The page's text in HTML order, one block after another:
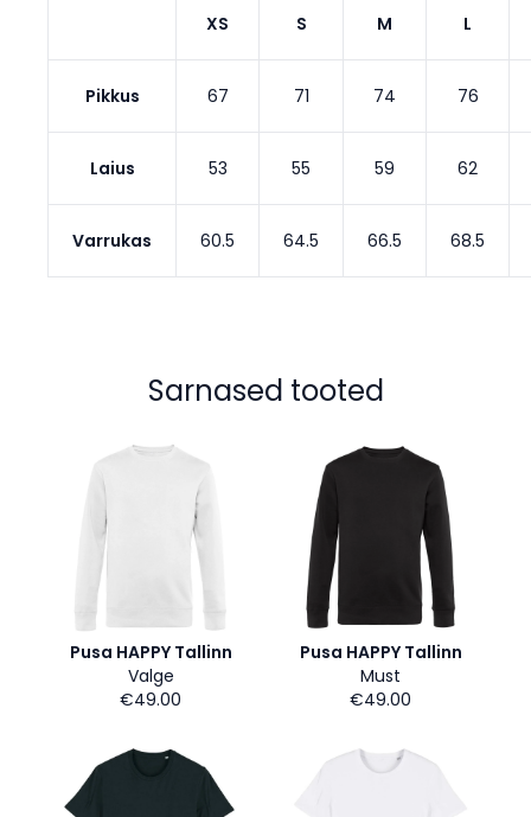
XS S M L
Pikkus 67 71 74 76
Laius 53 55 59 62
Varrukas 60.5 64.5 66.5 68.5
Sarnased tooted
Pusa HAPPY Tallinn
Valge
€49.00
Pusa HAPPY Tallinn
Must
€49.00